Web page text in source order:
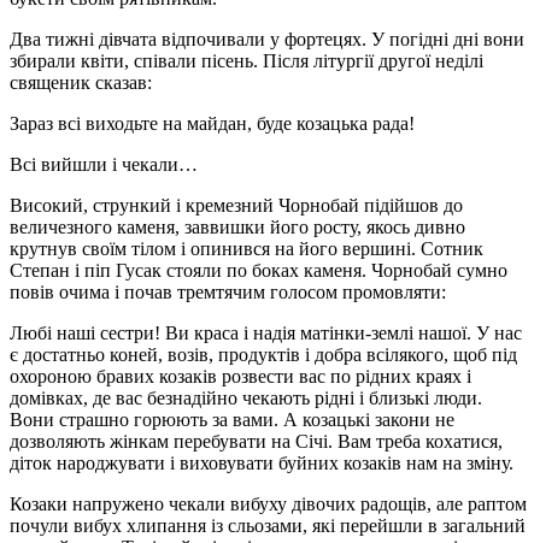
Два тижні дівчата відпочивали у фортецях. У погідні дні вони
збирали квіти, співали пісень. Після літургії другої неділі
священик сказав:
Зараз всі виходьте на майдан, буде козацька рада!
Всі вийшли і чекали…
Високий, стрункий і кремезний Чорнобай підійшов до
величезного каменя, заввишки його росту, якось дивно
крутнув своїм тілом і опинився на його вершині. Сотник
Степан і піп Гусак стояли по боках каменя. Чорнобай сумно
повів очима і почав тремтячим голосом промовляти:
Любі наші сестри! Ви краса і надія матінки-землі нашої. У нас
є достатньо коней, возів, продуктів і добра всілякого, щоб під
охороною бравих козаків розвести вас по рідних краях і
домівках, де вас безнадійно чекають рідні і близькі люди.
Вони страшно горюють за вами. А козацькі закони не
дозволяють жінкам перебувати на Січі. Вам треба кохатися,
діток народжувати і виховувати буйних козаків нам на зміну.
Козаки напружено чекали вибуху дівочих радощів, але раптом
почули вибух хлипання із сльозами, які перейшли в загальний